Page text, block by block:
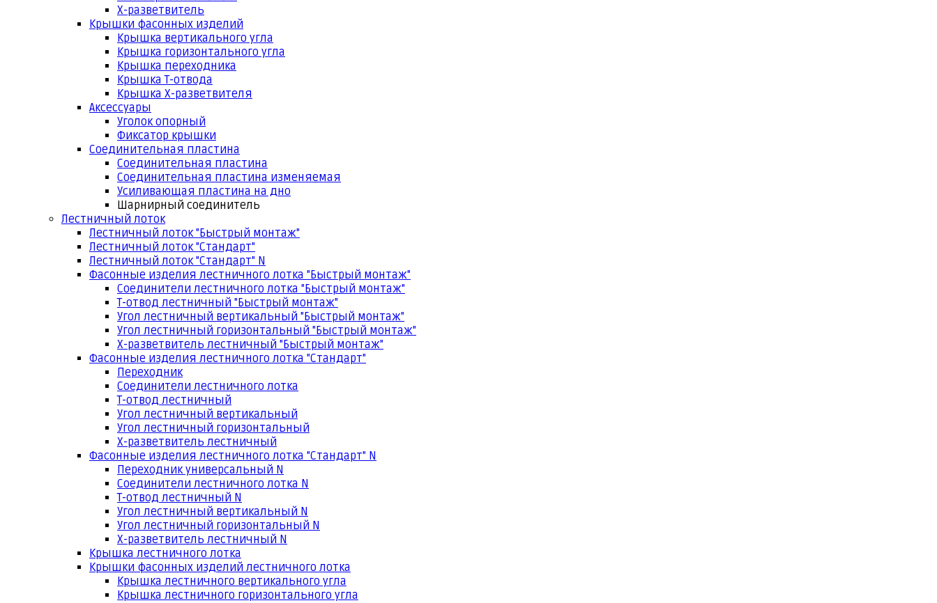
Х-разветвитель
Крышки фасонных изделий
Крышка вертикального угла
Крышка горизонтального угла
Крышка переходника
Крышка Т-отвода
Крышка Х-разветвителя
Аксессуары
Уголок опорный
Фиксатор крышки
Соединительная пластина
Соединительная пластина
Соединительная пластина изменяемая
Усиливающая пластина на дно
Шарнирный соединитель
Лестничный лоток
Лестничный лоток "Быстрый монтаж"
Лестничный лоток "Стандарт"
Лестничный лоток "Стандарт" N
Фасонные изделия лестничного лотка "Быстрый монтаж"
Соединители лестничного лотка "Быстрый монтаж"
Т-отвод лестничный "Быстрый монтаж"
Угол лестничный вертикальный "Быстрый монтаж"
Угол лестничный горизонтальный "Быстрый монтаж"
Х-разветвитель лестничный "Быстрый монтаж"
Фасонные изделия лестничного лотка "Стандарт"
Переходник
Соединители лестничного лотка
Т-отвод лестничный
Угол лестничный вертикальный
Угол лестничный горизонтальный
Х-разветвитель лестничный
Фасонные изделия лестничного лотка "Стандарт" N
Переходник универсальный N
Соединители лестничного лотка N
Т-отвод лестничный N
Угол лестничный вертикальный N
Угол лестничный горизонтальный N
Х-разветвитель лестничный N
Крышка лестничного лотка
Крышки фасонных изделий лестничного лотка
Крышка лестничного вертикального угла
Крышка лестничного горизонтального угла